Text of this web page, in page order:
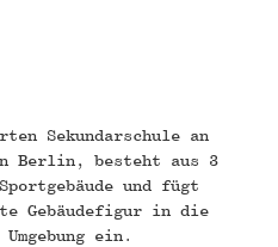
Sekundarschule an
Berlin, besteht aus 3
und fügt
Gebäudefigur in die
ein.